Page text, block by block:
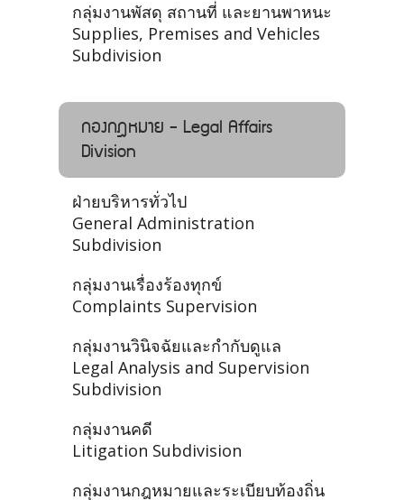
กลุ่มงานพัสดุ สถานที่ และยานพาหนะ
Supplies, Premises and Vehicles
Subdivision
กองกฎหมาย - Legal Affairs
Division
ฝ่ายบริหารทั่วไป
General Administration
Subdivision
กลุ่มงานเรื่องร้องทุกข์
Complaints Supervision
กลุ่มงานวินิจฉัยและกำกับดูแล
Legal Analysis and Supervision
Subdivision
กลุ่มงานคดี
Litigation Subdivision
กลุ่มงานกฎหมายและระเบียบท้องถิ่น